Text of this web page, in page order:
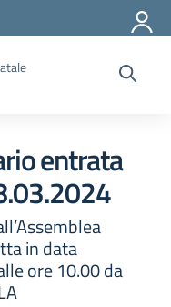
entrata
in data
ore 10.00 da